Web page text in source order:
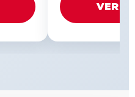
VER